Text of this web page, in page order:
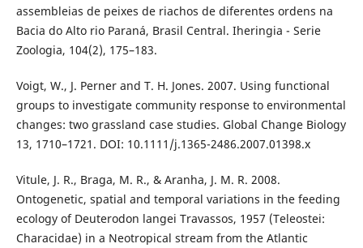
assembleias de peixes de riachos de diferentes ordens na
Bacia do Alto rio Paraná, Brasil Central. Iheringia - Serie
Zoologia, 104(2), 175–183.
Voigt, W., J. Perner and T. H. Jones. 2007. Using functional
groups to investigate community response to environmental
changes: two grassland case studies. Global Change Biology
13, 1710–1721. DOI: 10.1111/j.1365-2486.2007.01398.x
Vitule, J. R., Braga, M. R., & Aranha, J. M. R. 2008.
Ontogenetic, spatial and temporal variations in the feeding
ecology of Deuterodon langei Travassos, 1957 (Teleostei:
Characidae) in a Neotropical stream from the Atlantic